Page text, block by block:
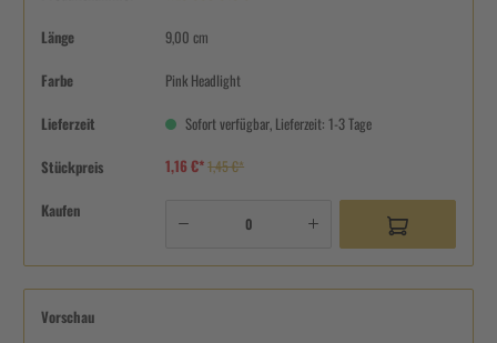
Länge 9,00 cm
Farbe Pink Headlight
Lieferzeit Sofort verfügbar, Lieferzeit: 1-3 Tage
Stückpreis 1,16 €*1,45 €*
Kaufen
Vorschau